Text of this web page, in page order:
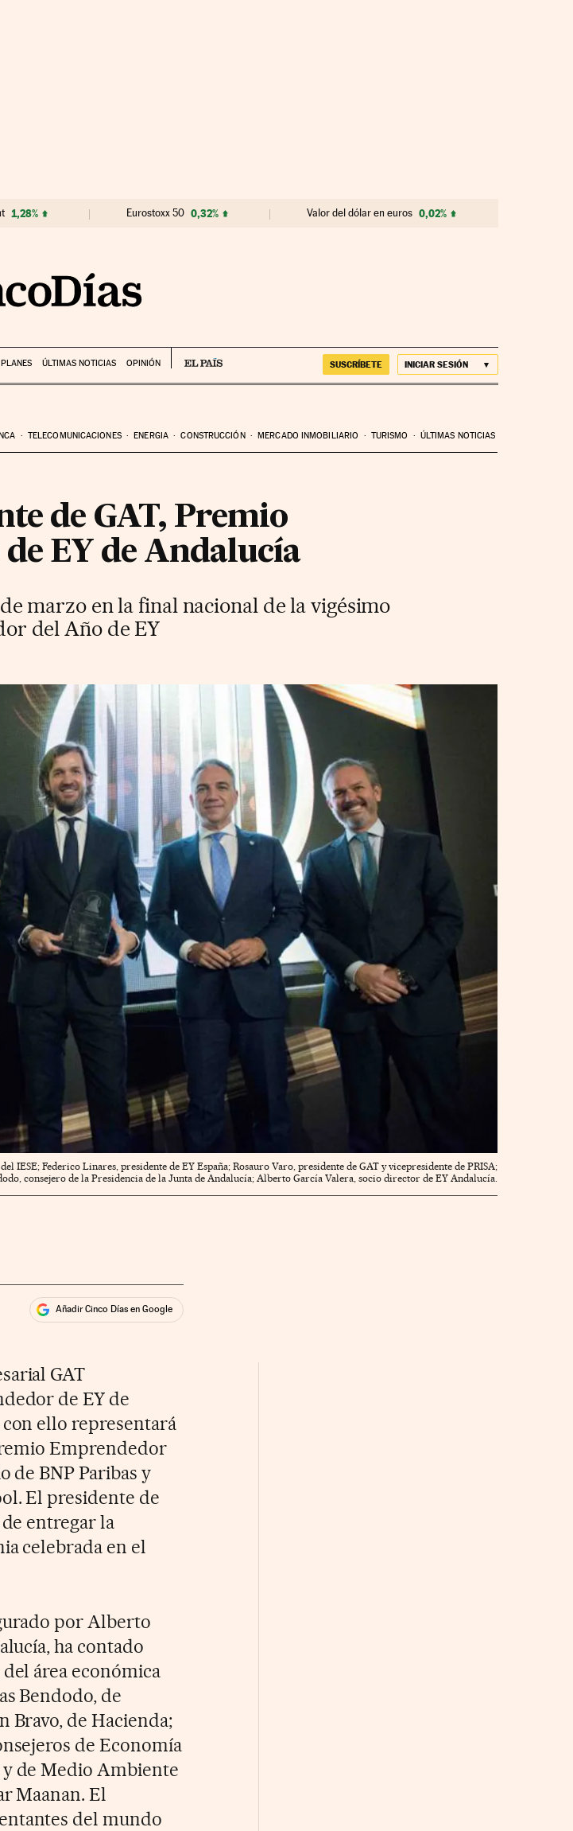
1,28% Eurostoxx 50 0,32% Valor del dólar en euros 0,02%
ÚLTIMAS NOTICIAS OPINIÓN SUSCRÍBETE INICIAR SESIÓN
TELECOMUNICACIONES ENERGIA CONSTRUCCIÓN MERCADO INMOBILIARIO TURISMO ÚLTIMAS NOTICIAS
de GAT, Premio
EY de Andalucía
marzo en la final nacional de la vigésimo
del Año de EY
Federico Linares, presidente de EY España; Rosauro Varo, presidente de GAT y vicepresidente de PRISA;
consejero de la Presidencia de la Junta de Andalucía; Alberto García Valera, socio director de EY Andalucía.
Añadir Cinco Días en Google
GAT
de EY de
ello representará
Emprendedor
de BNP Paribas y
El presidente de
entregar la
celebrada en el
por Alberto
ha contado
área económica
Bendodo, de
Bravo, de Hacienda;
de Economía
y de Medio Ambiente
Maanan. El
del mundo